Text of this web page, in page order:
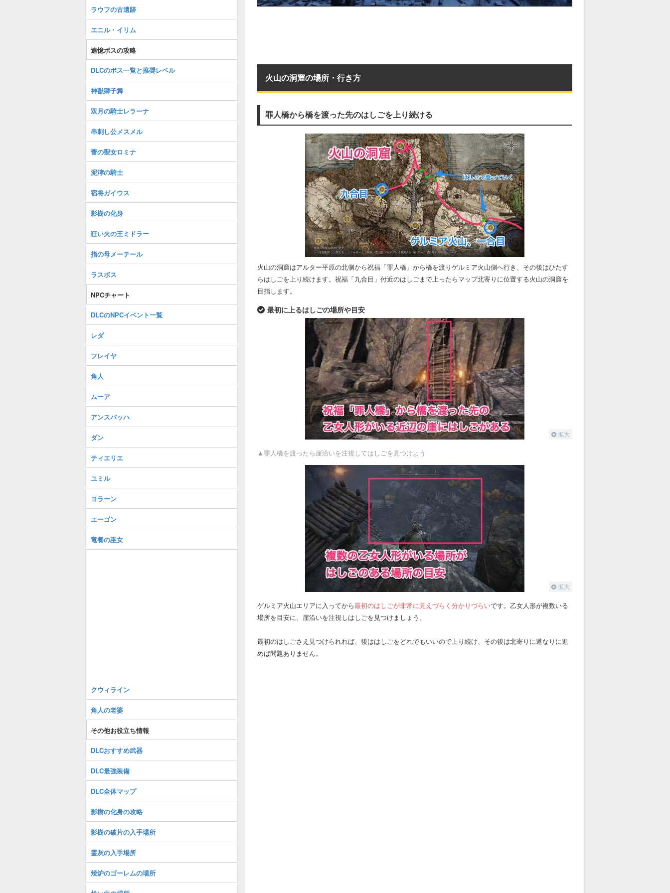
火山の洞窟の場所・行き方
罪人橋から橋を渡った先のはしごを上り続ける
火山の洞窟はアルター平原の北側から祝福「罪人橋」から橋を渡りゲルミア火山側へ行き、その後はひたす
らはしごを上り続けます。祝福「九合目」付近のはしごまで上ったらマップ北寄りに位置する火山の洞窟を
目指します。
最初に上るはしごの場所や目安
拡大
▲罪人橋を渡ったら崖沿いを注視してはしごを見つけよう
拡大
ゲルミア火山エリアに入ってから最初のはしごが非常に見えづらく分かりづらいです。乙女人形が複数いる
場所を目安に、崖沿いを注視しはしごを見つけましょう。
最初のはしごさえ見つけられれば、後ははしごをどれでもいいので上り続け、その後は北寄りに道なりに進
めば問題ありません。
ラウフの古遺跡
エニル・イリム
追憶ボスの攻略
DLCのボス一覧と推奨レベル
神獣獅子舞
双月の騎士レラーナ
串刺し公メスメル
蕾の聖女ロミナ
泥濘の騎士
宿将ガイウス
影樹の化身
狂い火の王ミドラー
指の母メーテール
ラスボス
NPCチャート
DLCのNPCイベント一覧
レダ
フレイヤ
角人
ムーア
アンスバッハ
ダン
ティエリエ
ユミル
ヨラーン
エーゴン
竜餐の巫女
クウィライン
角人の老婆
その他お役立ち情報
DLCおすすめ武器
DLC最強装備
DLC全体マップ
影樹の化身の攻略
影樹の破片の入手場所
霊灰の入手場所
焼炉のゴーレムの場所